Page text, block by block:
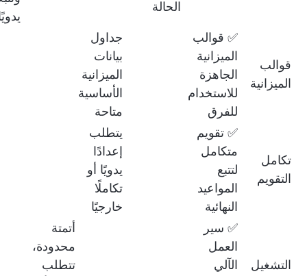
الحالة
قوالب
الميزانية
✅ قوالب
الميزانية
الجاهزة
للاستخدام
للفرق
جداول
بيانات
الميزانية
الأساسية
متاحة
تكامل
التقويم
✅ تقويم
متكامل
لتتبع
المواعيد
النهائية
يتطلب
إعدادًا
يدويًا أو
تكاملًا
خارجيًا
التشغيل
✅ سير
العمل
الآلي
أتمتة
محدودة،
تتطلب